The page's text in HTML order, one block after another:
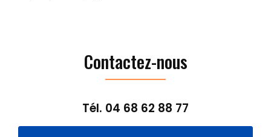
Contactez-nous
Tél. 04 68 62 88 77